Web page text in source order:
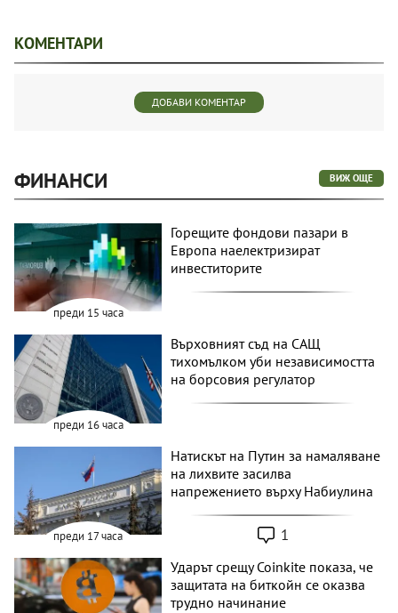
КОМЕНТАРИ
ДОБАВИ КОМЕНТАР
ФИНАНСИ ВИЖ ОЩЕ
преди 15 часа
Горещите фондови пазари в
Европа наелектризират
инвеститорите
преди 16 часа
Върховният съд на САЩ
тихомълком уби независимостта
на борсовия регулатор
преди 17 часа
Натискът на Путин за намаляване
на лихвите засилва
напрежението върху Набиулина
1
Ударът срещу Coinkite показа, че
защитата на биткойн се оказва
трудно начинание